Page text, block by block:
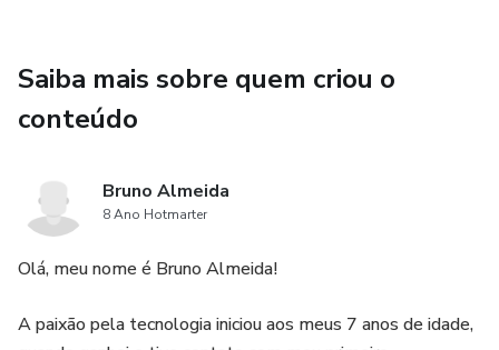
Saiba mais sobre quem criou o
conteúdo
Bruno Almeida
8 Ano Hotmarter
Olá, meu nome é Bruno Almeida!
A paixão pela tecnologia iniciou aos meus 7 anos de idade,